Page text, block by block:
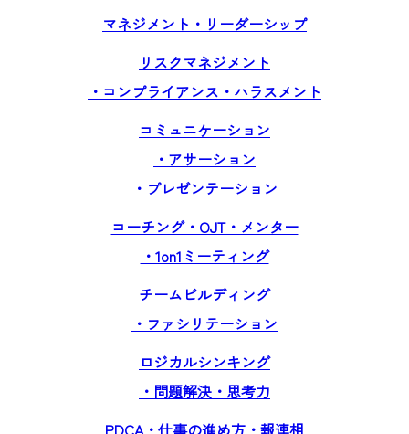
マネジメント・リーダーシップ
リスクマネジメント
・コンプライアンス・ハラスメント
コミュニケーション
・アサーション
・プレゼンテーション
コーチング・OJT・メンター
・1on1ミーティング
チームビルディング
・ファシリテーション
ロジカルシンキング
・問題解決・思考力